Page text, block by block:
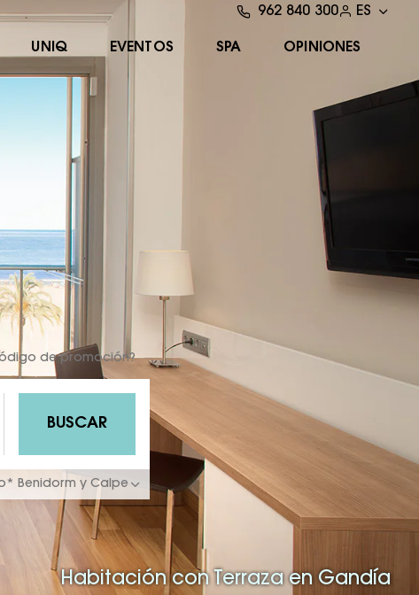
UNIQ EVENTOS SPA OPINIONES
962 840 300 ES
Habitación con Terraza en Gandía
BUSCAR
de promoción?
Benidorm y Calpe